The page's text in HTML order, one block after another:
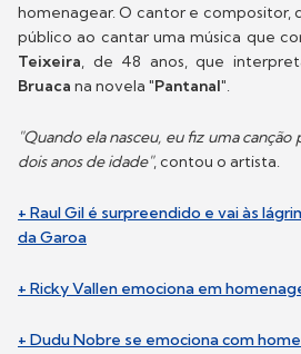
homenagear. O cantor e compositor,
público ao cantar uma música que
Teixeira, de 48 anos, que
Bruaca na novela "Pantanal".
"Quando ela nasceu, eu fiz uma canção
dois anos de idade", contou o artista.
+ Raul Gil é surpreendido e vai às
da Garoa
+ Ricky Vallen emociona em
+ Dudu Nobre se emociona com